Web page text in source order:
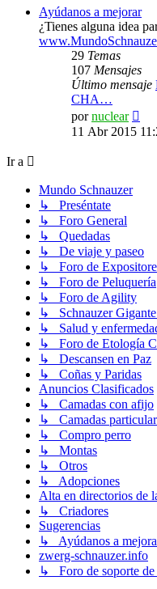
Ayúdanos a mejorar
¿Tienes alguna idea
29 Temas
107 Mensajes
Último mensaje
CHA…
pornuclear
11 Abr 2015
Ir a
Mundo Schnauzer
↳ Preséntate
↳ Foro General
↳ Quedadas
↳ De viaje y paseo
↳ Foro de
↳ Foro de Peluquería
↳ Foro de Agility
↳ Schnauzer
↳ Salud y
↳ Foro de Etología
↳ Descansen en Paz
↳ Coñas y Paridas
Anuncios Clasificados
↳ Camadas con afijo
↳ Camadas
↳ Compro perro
↳ Montas
↳ Otros
↳ Adopciones
Alta en directorios de
↳ Criadores
Sugerencias
↳ Ayúdanos a
zwerg-schnauzer.info
↳ Foro de soporte de